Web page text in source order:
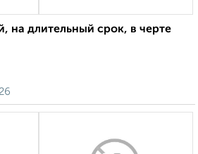
на длительный срок, в черте